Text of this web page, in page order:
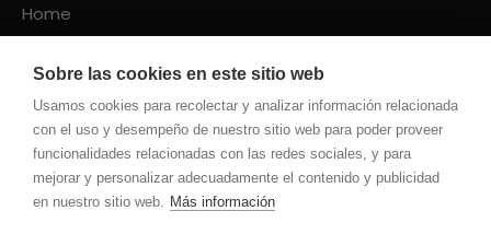
Home
Servicios
Contacto
Políticas
Privacidad
Sobre las cookies en este sitio web
Usamos cookies para recolectar y analizar información relacionada
con el uso y desempeño de nuestro sitio web para poder proveer
funcionalidades relacionadas con las redes sociales, y para
mejorar y personalizar adecuadamente el contenido y publicidad
en nuestro sitio web. Más información